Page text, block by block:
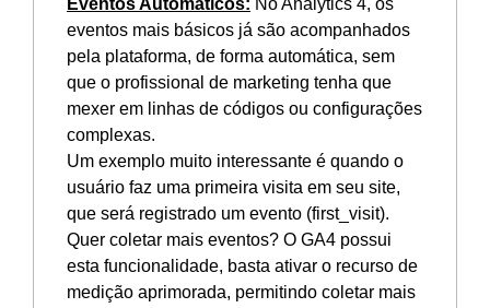
Eventos Automáticos: No Analytics 4, os
eventos mais básicos já são acompanhados
pela plataforma, de forma automática, sem
que o profissional de marketing tenha que
mexer em linhas de códigos ou configurações
complexas.
Um exemplo muito interessante é quando o
usuário faz uma primeira visita em seu site,
que será registrado um evento (first_visit).
Quer coletar mais eventos? O GA4 possui
esta funcionalidade, basta ativar o recurso de
medição aprimorada, permitindo coletar mais